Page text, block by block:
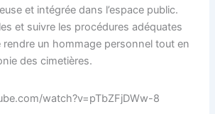
et intégrée dans l’espace public.
et suivre les procédures adéquates
un hommage personnel tout en
des cimetières.
watch?v=pTbZFjDWw-8